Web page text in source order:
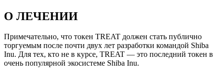
О ЛЕЧЕНИИ
Примечательно, что токен TREAT должен стать публично
торгуемым после почти двух лет разработки командой Shiba
Inu. Для тех, кто не в курсе, TREAT — это последний токен в
очень популярной экосистеме Shiba Inu.